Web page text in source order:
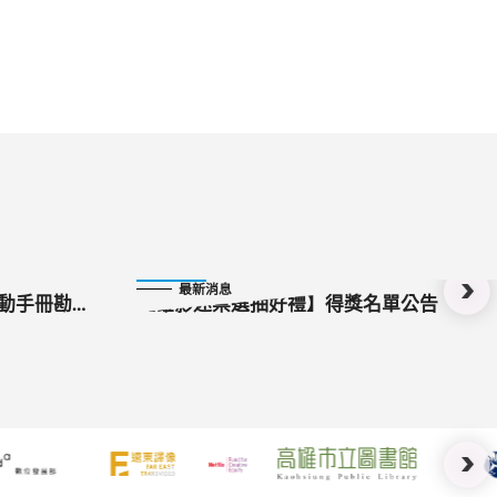
手冊勘
最新消息
【雄影迷票選抽好禮】得獎名單公告